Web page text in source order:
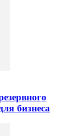
бизнеса